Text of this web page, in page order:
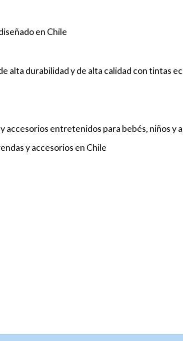
en Chile
alta durabilidad y de alta calidad con tintas
accesorios entretenidos para bebés, niños y
y accesorios en Chile